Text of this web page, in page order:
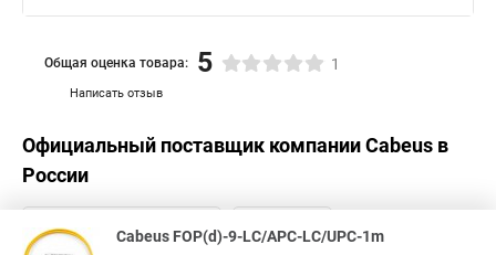
Написать отзыв
Общая оценка товара: 5 1
Официальный поставщик компанииCabeus в
России
Cabeus FOP(d)-9-LC/APC-LC/UPC-1m